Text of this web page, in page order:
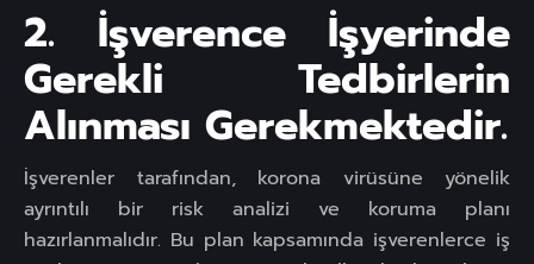
2. İşverence İşyerinde
Gerekli Tedbirlerin
Alınması Gerekmektedir.
İşverenler tarafından, korona virüsüne yönelik
ayrıntılı bir risk analizi ve koruma planı
hazırlanmalıdır. Bu plan kapsamında işverenlerce iş